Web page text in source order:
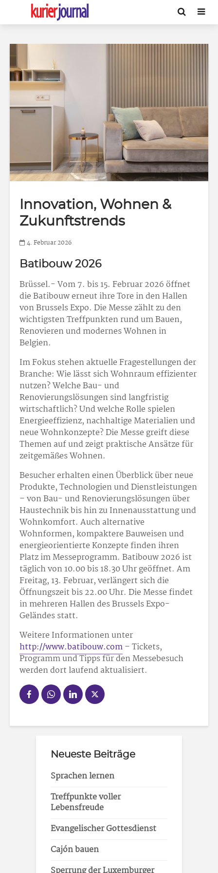
Innovation, Wohnen &
Zukunftstrends
4. Februar 2026
Batibouw 2026
Brüssel.- Vom 7. bis 15. Februar 2026 öffnet
die Batibouw erneut ihre Tore in den Hallen
von Brussels Expo. Die Messe zählt zu den
wichtigsten Treffpunkten rund um Bauen,
Renovieren und modernes Wohnen in
Belgien.
Im Fokus stehen aktuelle Fragestellungen der
Branche: Wie lässt sich Wohnraum effizienter
nutzen? Welche Bau- und
Renovierungslösungen sind langfristig
wirtschaftlich? Und welche Rolle spielen
Energieeffizienz, nachhaltige Materialien und
neue Wohnkonzepte? Die Messe greift diese
Themen auf und zeigt praktische Ansätze für
zeitgemäßes Wohnen.
Besucher erhalten einen Überblick über neue
Produkte, Technologien und Dienstleistungen
– von Bau- und Renovierungslösungen über
Haustechnik bis hin zu Innenausstattung und
Wohnkomfort. Auch alternative
Wohnformen, kompaktere Bauweisen und
energieorientierte Konzepte finden ihren
Platz im Messeprogramm. Batibouw 2026 ist
täglich von 10.00 bis 18.30 Uhr geöffnet. Am
Freitag, 13. Februar, verlängert sich die
Öffnungszeit bis 22.00 Uhr. Die Messe findet
in mehreren Hallen des Brussels Expo-
Geländes statt.
Weitere Informationen unter
http://www.batibouw.com– Tickets,
Programm und Tipps für den Messebesuch
werden dort laufend aktualisiert.
Neueste Beiträge
Sprachen lernen
Treffpunkte voller
Lebensfreude
Evangelischer Gottesdienst
Cajón bauen